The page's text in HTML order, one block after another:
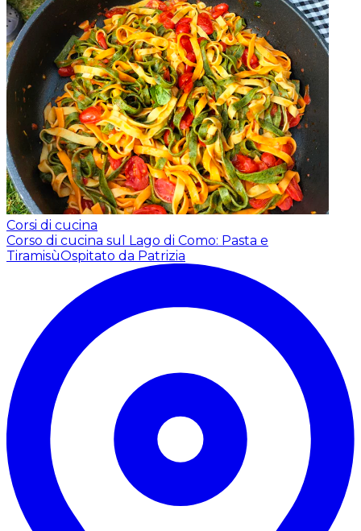
Corsi di cucina
Corso di cucina sul Lago di Como: Pasta e
TiramisùOspitato da Patrizia